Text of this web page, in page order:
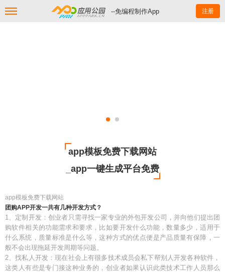
--免编程制作App 注册
app模板免费下载网站
_app一键生成平台免费
app模板免费下载网站
团购APP开发一共有几种开发方式？
1、定制开发：创业者只需寻找一家专业的外包开发公司，并向他们提出团
购软件相关的功能需求和要求，比如要开发什么功能，数量多少，适用于
什么系统，质量标准是什么等，这种方式的优点便是产品质量有保障，一
般不会出现拖延开发周期等问题。
2、找私人开发：现在社会上有很多技术成员会私下帮别人开发各种软件，
这类人有些是专门接这种业务的，创业者如果认识此类技术工作人员那么